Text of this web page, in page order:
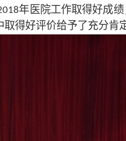
年医院工作取得好成
得好评价给予了充分肯定